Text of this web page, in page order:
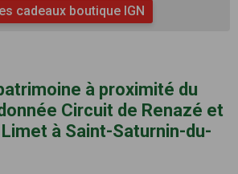
cadeaux boutique IGN
à proximité du
Circuit de Renazé et
à Saint-Saturnin-du-